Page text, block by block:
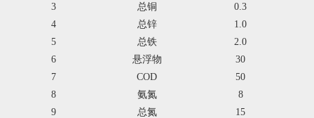
3
总铜
0.3
4
总锌
1.0
5
总铁
2.0
6
悬浮物
30
7
COD
50
8
氨氮
8
9
总氮
15